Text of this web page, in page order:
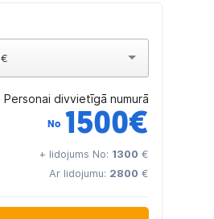
Personai divvietīgā numurā
No 1500€
+ lidojums No: 1300 €
Ar lidojumu: 2800 €